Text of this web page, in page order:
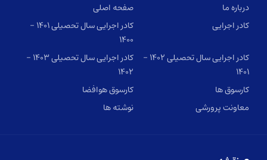
درباره ما
صفحه اصلی
کادر اجرایی
کادر اجرایی سال تحصیلی ۱۴۰۱ –
۱۴۰۰
کادر اجرایی سال تحصیلی ۱۴۰۲ –
۱۴۰۱
کادر اجرایی سال تحصیلی ۱۴۰۳ –
۱۴۰۲
کارسوق ها
کارسوق هوافضا
معاونت پرورشی
نوشته ها